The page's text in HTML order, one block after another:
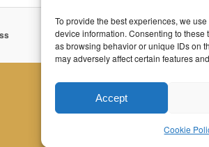
To provide the best experiences, we
device information. Consenting to
as browsing behavior or unique IDs on
may adversely affect certain features
Accept
Cookie